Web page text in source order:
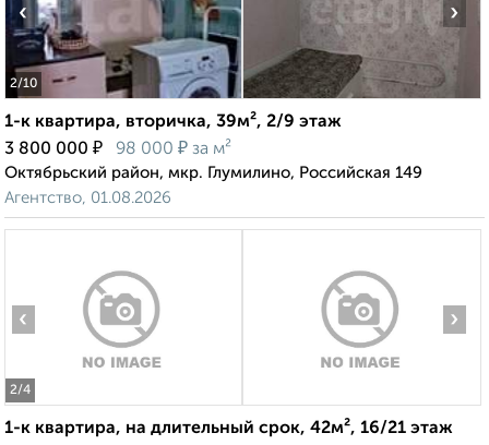
2/10
‹ ›
1-к квартира, вторичка, 39м², 2/9 этаж
3 800 000 ₽ 98 000 ₽ за м²
Октябрьский район, мкр. Глумилино, Российская 149
Агентство, 01.08.2026
2/4
‹ ›
1-к квартира, на длительный срок, 42м², 16/21 этаж